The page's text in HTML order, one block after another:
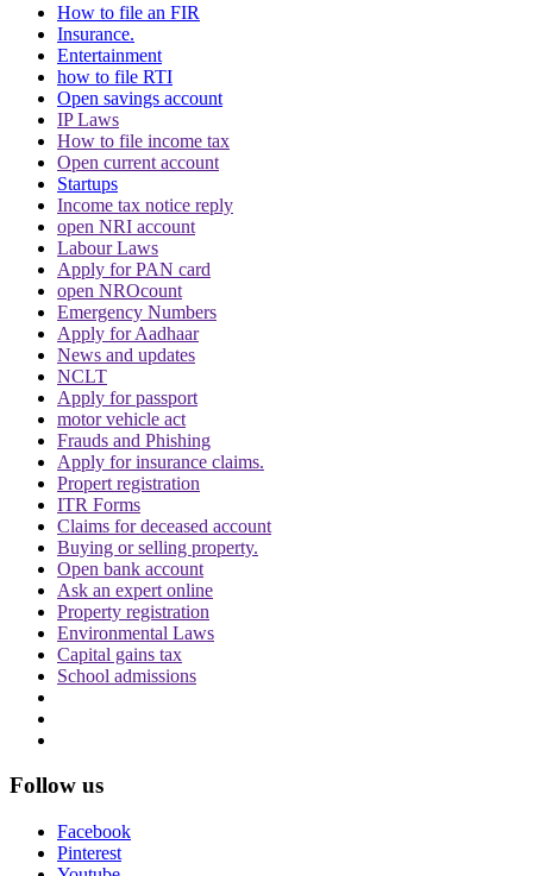
CJI पर जूता फेंकने वाले वकील की बढ़ी मुश्किलें, AG
ने 'अवमानना' की कार्यवाही शुरू करने की इजाजत दी
पर्सनैलिटी राइट्स मामले में ऋतिक रोशन को मिली
Delhi HC को बड़ी राहत, कहा- ऑनलाइन प्लेटफॉर्म्स
को ऐसे पोस्ट हटाने होंगे
दिवाली पर Delhi-NCR के लोग फोड़ सकेंगे पटाखें,
इन शर्तों के साथ सुप्रीम कोर्ट ने दी ये इजाजत
बिहार विधानसभा चुनाव लड़ने के लिए अंतरिम जमानत
की मांग, शरजील इमाम ने Delhi Court से याचिका
वापस ली, अब सुप्रीम कोर्ट जाएंगे
थानों में लोगों की मौत के मामले में सुप्रीम कोर्ट सख्त,
How to file an FIR
Insurance.
Entertainment
how to file RTI
Open savings account
IP Laws
How to file income tax
Open current account
Startups
Income tax notice reply
open NRI account
Labour Laws
Apply for PAN card
open NROcount
Emergency Numbers
Apply for Aadhaar
News and updates
NCLT
Apply for passport
motor vehicle act
Frauds and Phishing
Apply for insurance claims.
Propert registration
ITR Forms
Claims for deceased account
Buying or selling property.
Open bank account
Ask an expert online
Property registration
Environmental Laws
Capital gains tax
School admissions
Follow us
Facebook
Pinterest